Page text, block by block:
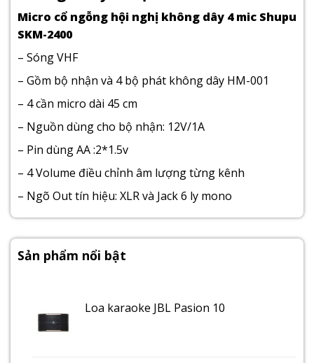
Micro cổ ngỗng hội nghị không dây 4 mic Shupu
SKM-2400
– Sóng VHF
– Gồm bộ nhận và 4 bộ phát không dây HM-001
– 4 cần micro dài 45 cm
– Nguồn dùng cho bộ nhận: 12V/1A
– Pin dùng AA :2*1.5v
– 4 Volume điều chỉnh âm lượng từng kênh
– Ngõ Out tín hiệu: XLR và Jack 6 ly mono
Sản phẩm nổi bật
Loa karaoke JBL Pasion 10